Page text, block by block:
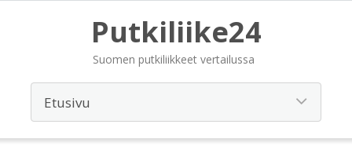
Putkiliike24
Suomen putkiliikkeet vertailussa